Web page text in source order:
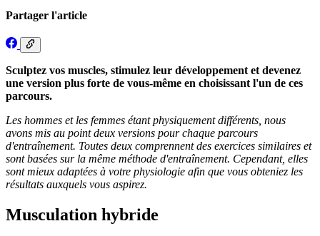
Partager l'article
Sculptez vos muscles, stimulez leur développement et devenez
une version plus forte de vous-même en choisissant l'un de ces
parcours.
Les hommes et les femmes étant physiquement différents, nous
avons mis au point deux versions pour chaque parcours
d'entraînement. Toutes deux comprennent des exercices similaires et
sont basées sur la même méthode d'entraînement. Cependant, elles
sont mieux adaptées à votre physiologie afin que vous obteniez les
résultats auxquels vous aspirez.
Musculation hybride